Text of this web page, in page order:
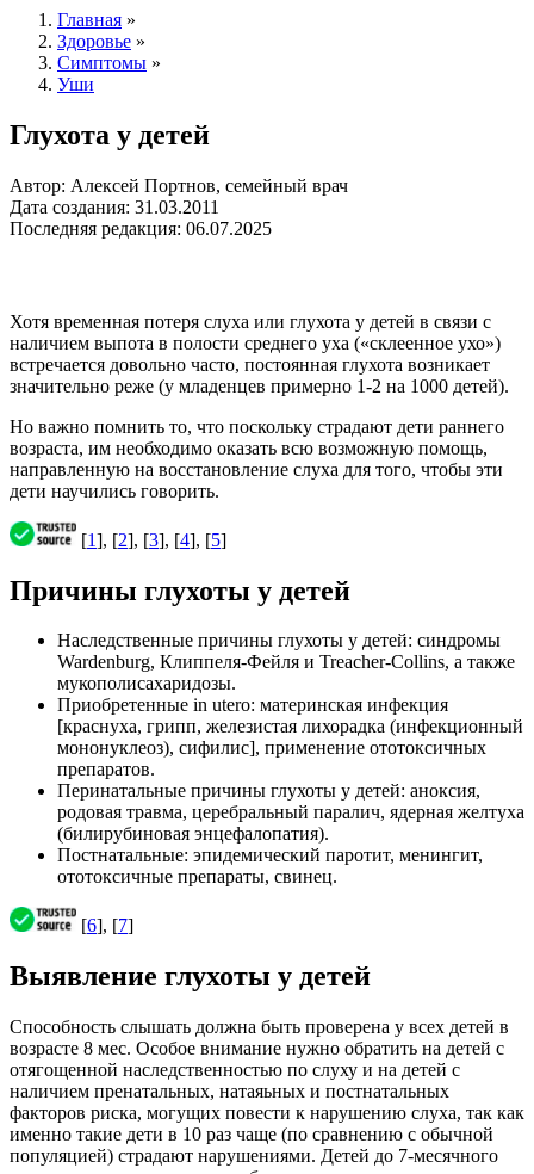
Главная »
Здоровье »
Симптомы »
Уши
Глухота у детей
Автор: Алексей Портнов, семейный врач
Дата создания: 31.03.2011
Последняя редакция: 06.07.2025
Хотя временная потеря слуха или глухота у детей в связи с
наличием выпота в полости среднего уха («склеенное ухо»)
встречается довольно часто, постоянная глухота возникает
значительно реже (у младенцев примерно 1-2 на 1000 детей).
Но важно помнить то, что поскольку страдают дети раннего
возраста, им необходимо оказать всю возможную помощь,
направленную на восстановление слуха для того, чтобы эти
дети научились говорить.
[1], [2], [3], [4], [5]
Причины глухоты у детей
Наследственные причины глухоты у детей: синдромы
Wardenburg, Клиппеля-Фейля и Treacher-Collins, а также
мукополисахаридозы.
Приобретенные in utero: материнская инфекция
[краснуха, грипп, железистая лихорадка (инфекционный
мононуклеоз), сифилис], применение ототоксичных
препаратов.
Перинатальные причины глухоты у детей: аноксия,
родовая травма, церебральный паралич, ядерная желтуха
(билирубиновая энцефалопатия).
Постнатальные: эпидемический паротит, менингит,
ототоксичные препараты, свинец.
[6], [7]
Выявление глухоты у детей
Способность слышать должна быть проверена у всех детей в
возрасте 8 мес. Особое внимание нужно обратить на детей с
отягощенной наследственностью по слуху и на детей с
наличием пренатальных, натаяьных и постнатальных
факторов риска, могущих повести к нарушению слуха, так как
именно такие дети в 10 раз чаще (по сравнению с обычной
популяцией) страдают нарушениями. Детей до 7-месячного